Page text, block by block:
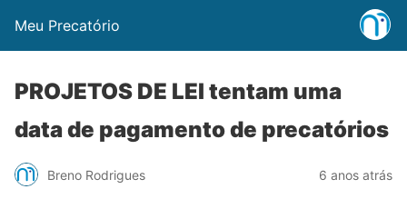
Meu Precatório
PROJETOS DE LEI tentam uma
data de pagamento de precatórios
Breno Rodrigues 6 anos atrás